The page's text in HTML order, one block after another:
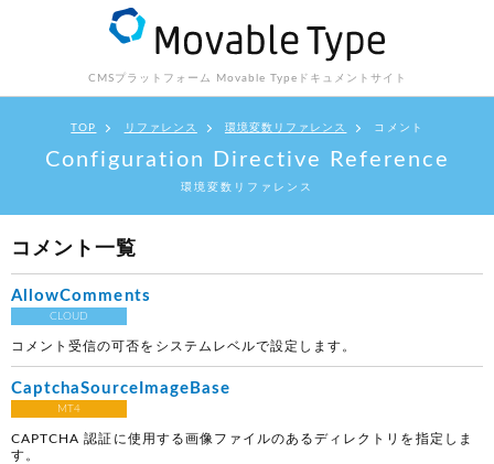
CMSプラットフォーム Movable Type ドキュメントサイト
TOP リファレンス 環境変数リファレンス コメント
Configuration Directive Reference
環境変数リファレンス
コメント一覧
AllowComments
CLOUD
コメント受信の可否をシステムレベルで設定します。
CaptchaSourceImageBase
MT4
CAPTCHA 認証に使用する画像ファイルのあるディレクトリを指定しま
す。